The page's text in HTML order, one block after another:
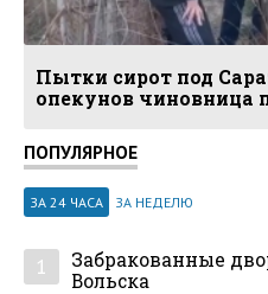
Пытки сирот под
опекунов чиновница
ПОПУЛЯРНОЕ
ЗА 24 ЧАСА ЗА НЕДЕЛЮ
1
Забракованные
Вольска